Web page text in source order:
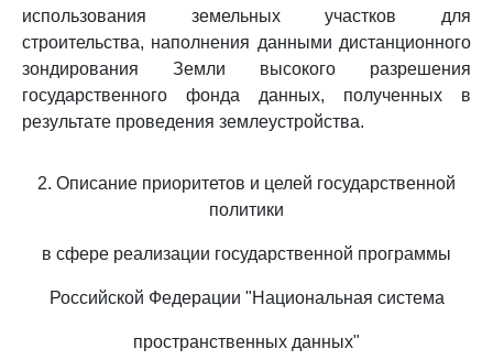
использования земельных участков для
строительства, наполнения данными дистанционного
зондирования Земли высокого разрешения
государственного фонда данных, полученных в
результате проведения землеустройства.
2. Описание приоритетов и целей государственной
политики
в сфере реализации государственной программы
Российской Федерации "Национальная система
пространственных данных"